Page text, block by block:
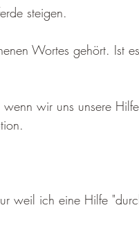
steigen.
Wortes gehört. Ist
wir uns unsere
weil ich eine Hilfe